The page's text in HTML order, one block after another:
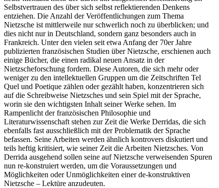
Selbstvertrauen des über sich selbst reflektierenden Denkens
entziehen. Die Anzahl der Veröffentlichungen zum Thema
Nietzsche ist mittlerweile nur schwerlich noch zu überblicken; und
dies nicht nur in Deutschland, sondern ganz besonders auch in
Frankreich. Unter den vielen seit etwa Anfang der 70er Jahre
publizierten französischen Studien über Nietzsche, erschienen auch
einige Bücher, die einen radikal neuen Ansatz in der
Nietzscheforschung fordern. Diese Autoren, die sich mehr oder
weniger zu den intellektuellen Gruppen um die Zeitschriften Tel
Quel und Poetique zählen oder gezählt haben, konzentrieren sich
auf die Schreibweise Nietzsches und sein Spiel mit der Sprache,
worin sie den wichtigsten Inhalt seiner Werke sehen. Im
Rampenlicht der französischen Philosophie und
Literaturwissenschaft stehen zur Zeit die Werke Derridas, die sich
ebenfalls fast ausschließlich mit der Problematik der Sprache
befassen. Seine Arbeiten werden ähnlich kontrovers diskutiert und
teils heftig kritisiert, wie seiner Zeit die Arbeiten Nietzsches. Von
Derrida ausgehend sollen seine auf Nietzsche verweisenden Spuren
nun re-konstruiert werden, um die Voraussetzungen und
Möglichkeiten oder Unmöglichkeiten einer de-konstruktiven
Nietzsche – Lektüre anzudeuten.